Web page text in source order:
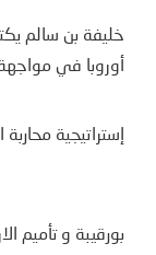
خليفة بن سالم
أوروبا في
إستراتيجية
بورقيبة و تأميم